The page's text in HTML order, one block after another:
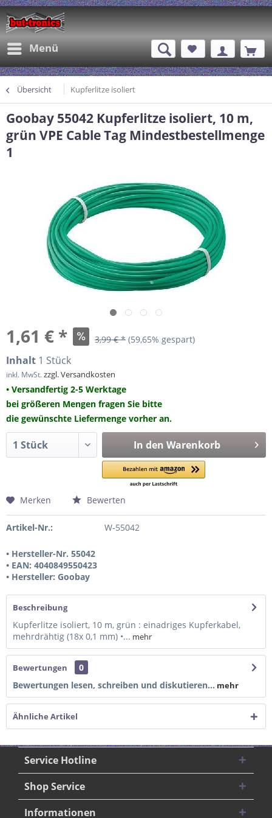
Menü
Übersicht Kupferlitze isoliert
Goobay 55042 Kupferlitze isoliert, 10 m,
grün VPE Cable Tag Mindestbestellmenge
1
1,61 € * 3,99 € * (59,65% gespart)
Inhalt 1 Stück
inkl. MwSt.zzgl. Versandkosten
• Versandfertig 2-5 Werktage
bei größeren Mengen fragen Sie bitte
die gewünschte Liefermenge vorher an.
In den Warenkorb
Merken Bewerten
Artikel-Nr.: W-55042
• Hersteller-Nr. 55042
• EAN: 4040849550423
• Hersteller: Goobay
Beschreibung
Kupferlitze isoliert, 10 m, grün : einadriges Kupferkabel,
mehrdrähtig (18x 0,1 mm) •... mehr
Bewertungen
0
Bewertungen lesen, schreiben und diskutieren... mehr
Ähnliche Artikel
Service Hotline
Shop Service
Informationen